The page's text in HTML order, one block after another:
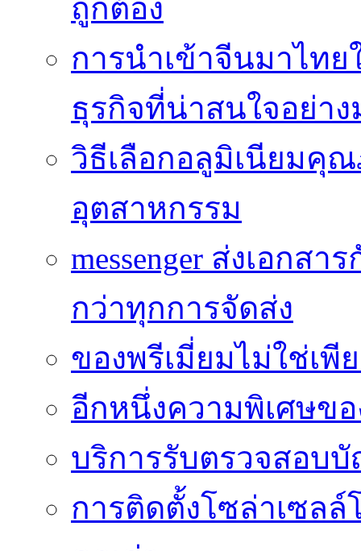
ถูกต้อง
การนำเข้าจีนมาไท
ธุรกิจที่น่าสนใจอย่าง
วิธีเลือกอลูมิเนียมคุ
อุตสาหกรรม
messenger ส่งเอกส
กว่าทุกการจัดส่ง
ของพรีเมี่ยมไม่ใช่เพี
อีกหนึ่งความพิเศษข
บริการรับตรวจสอบ
การติดตั้งโซล่าเซลล์